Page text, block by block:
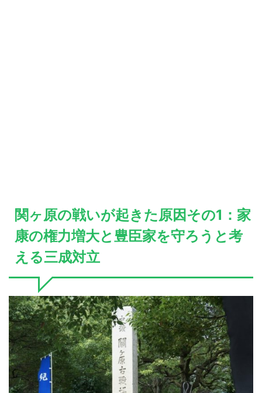
関ヶ原の戦いが起きた原因その1：家
康の権力増大と豊臣家を守ろうと考
える三成対立